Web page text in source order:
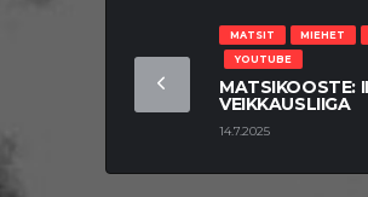
MATSIT MIEHET
YOUTUBE
MATSIKOOSTE:
VEIKKAUSLIIGA
14.7.2025